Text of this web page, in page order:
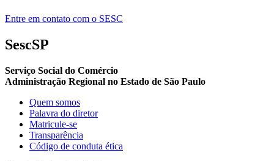
Entre em contato com o SESC
SescSP
Serviço Social do Comércio
Administração Regional no Estado de São Paulo
Quem somos
Palavra do diretor
Matricule-se
Transparência
Código de conduta ética